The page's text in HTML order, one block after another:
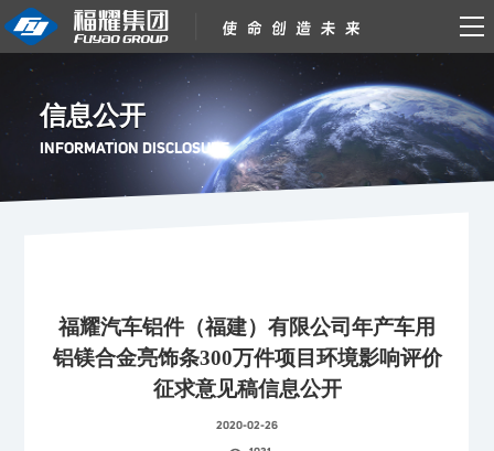
信息公开
INFORMATION DISCLOSURE
福耀汽车铝件（福建）有限公司年产车用
铝镁合金亮饰条300万件项目环境影响评价
征求意见稿信息公开
2020-02-26